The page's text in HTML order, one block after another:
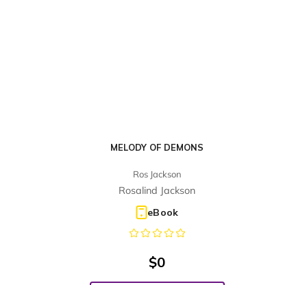
MELODY OF DEMONS
Ros Jackson
Rosalind Jackson
eBook
$0